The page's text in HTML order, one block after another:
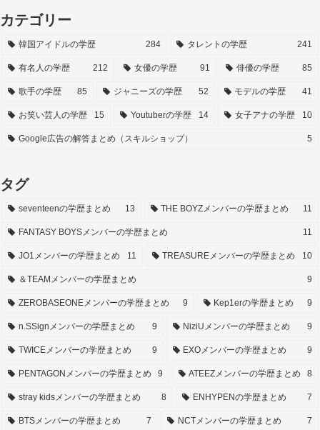
カテゴリー
韓国アイドルの学歴 284 タレントの学歴 241
有名人の学歴 212 女優の学歴 91 俳優の学歴 85
歌手の学歴 85 ジャニーズの学歴 52 モデルの学歴 41
お笑い芸人の学歴 15 Youtuberの学歴 14 女子アナの学歴 10
Google広告の解答まとめ（スキルショップ） 5
タグ
seventeenの学歴まとめ 13 THE BOYZメンバーの学歴まとめ 11
FANTASY BOYSメンバーの学歴まとめ 11
JO1メンバーの学歴まとめ 11 TREASUREメンバーの学歴まとめ 10
＆TEAMメンバーの学歴まとめ 9
ZEROBASEONEメンバーの学歴まとめ 9 Kep1erの学歴まとめ 9
n.SSignメンバーの学歴まとめ 9 NiziUメンバーの学歴まとめ 9
TWICEメンバーの学歴まとめ 9 EXOメンバーの学歴まとめ 9
PENTAGONメンバーの学歴まとめ 9 ATEEZメンバーの学歴まとめ 8
stray kidsメンバーの学歴まとめ 8 ENHYPENの学歴まとめ 7
BTSメンバーの学歴まとめ 7 NCTメンバーの学歴まとめ 7